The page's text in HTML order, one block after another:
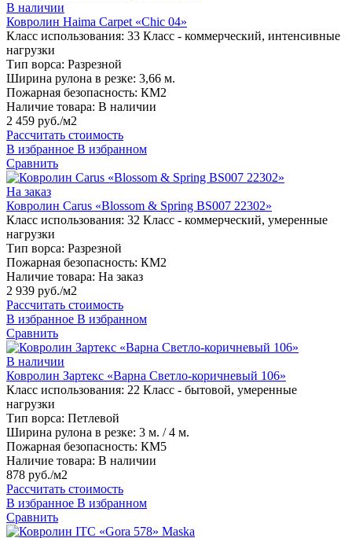
В наличии
Ковролин Haima Carpet «Chic 04»
Класс использования: 33 Класс - коммерческий, интенсивные
нагрузки
Тип ворса: Разрезной
Ширина рулона в резке: 3,66 м.
Пожарная безопасность: КМ2
Наличие товара: В наличии
2 459 руб./м2
Рассчитать стоимость
В избранное В избранном
Сравнить
На заказ
Ковролин Carus «Blossom & Spring BS007 22302»
Класс использования: 32 Класс - коммерческий, умеренные
нагрузки
Тип ворса: Разрезной
Пожарная безопасность: КМ2
Наличие товара: На заказ
2 939 руб./м2
Рассчитать стоимость
В избранное В избранном
Сравнить
В наличии
Ковролин Зартекс «Варна Светло-коричневый 106»
Класс использования: 22 Класс - бытовой, умеренные
нагрузки
Тип ворса: Петлевой
Ширина рулона в резке: 3 м. / 4 м.
Пожарная безопасность: КМ5
Наличие товара: В наличии
878 руб./м2
Рассчитать стоимость
В избранное В избранном
Сравнить